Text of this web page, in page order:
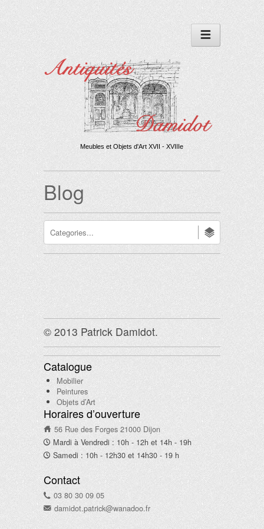
Meubles et Objets d'Art XVII - XVIIIe
Blog
© 2013 Patrick Damidot.
Catalogue
Mobilier
Peintures
Objets d’Art
Horaires d’ouverture
56 Rue des Forges 21000 Dijon
Mardi à Vendredi : 10h - 12h et 14h - 19h
Samedi : 10h - 12h30 et 14h30 - 19 h
Contact
03 80 30 09 05
damidot.patrick@wanadoo.fr